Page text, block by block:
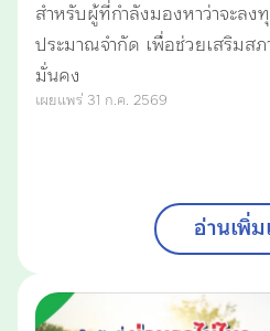
สำหรับผู้ที่กำลังมองหาว่าจะลง
ประมาณจำกัด เพื่อช่วยเสริมสภ
มั่นคง
เผยแพร่ 31 ก.ค. 2569
อ่านเพิ่ม